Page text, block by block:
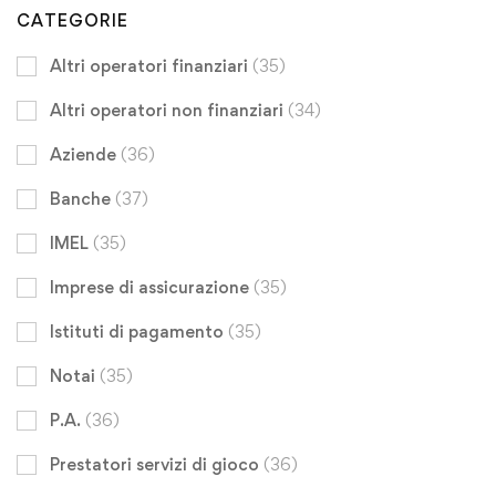
CATEGORIE
Altri operatori finanziari (35)
Altri operatori non finanziari (34)
Aziende (36)
Banche (37)
IMEL (35)
Imprese di assicurazione (35)
Istituti di pagamento (35)
Notai (35)
P.A. (36)
Prestatori servizi di gioco (36)